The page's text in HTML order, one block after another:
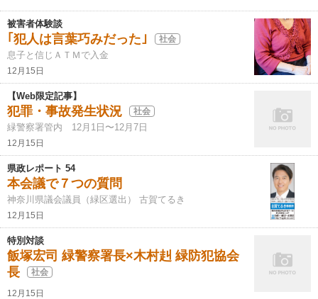
被害者体験談
｢犯人は言葉巧みだった｣ 社会
息子と信じＡＴＭで入金
12月15日
【Web限定記事】
犯罪・事故発生状況 社会
緑警察署管内 12月1日〜12月7日
12月15日
県政レポート 54
本会議で７つの質問
神奈川県議会議員（緑区選出） 古賀てるき
12月15日
特別対談
飯塚宏司 緑警察署長×木村赳 緑防犯協会
長
社会
12月15日